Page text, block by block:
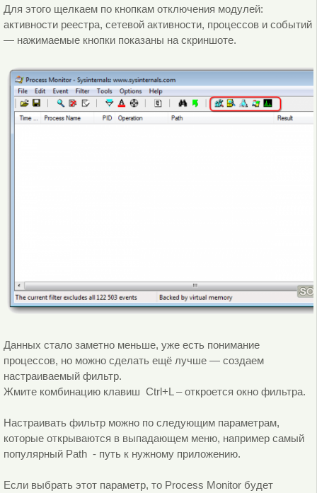
Для этого щелкаем по кнопкам отключения модулей:
активности реестра, сетевой активности, процессов и событий
— нажимаемые кнопки показаны на скриншоте.
Данных стало заметно меньше, уже есть понимание
процессов, но можно сделать ещё лучше — создаем
настраиваемый фильтр.
Жмите комбинацию клавиш Ctrl+L – откроется окно фильтра.
Настраивать фильтр можно по следующим параметрам,
которые открываются в выпадающем меню, например самый
популярный Path - путь к нужному приложению.
Если выбрать этот параметр, то Process Monitor будет